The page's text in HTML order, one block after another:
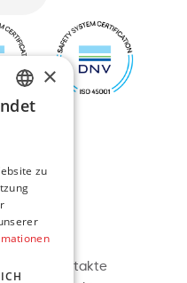
Kontakte
ENGLISH
PL
DE
×
zu